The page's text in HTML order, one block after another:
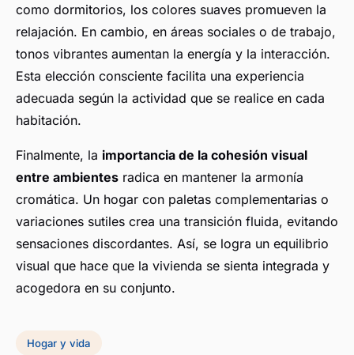
como dormitorios, los colores suaves promueven la
relajación. En cambio, en áreas sociales o de trabajo,
tonos vibrantes aumentan la energía y la interacción.
Esta elección consciente facilita una experiencia
adecuada según la actividad que se realice en cada
habitación.
Finalmente, la importancia de la cohesión visual
entre ambientes radica en mantener la armonía
cromática. Un hogar con paletas complementarias o
variaciones sutiles crea una transición fluida, evitando
sensaciones discordantes. Así, se logra un equilibrio
visual que hace que la vivienda se sienta integrada y
acogedora en su conjunto.
Hogar y vida